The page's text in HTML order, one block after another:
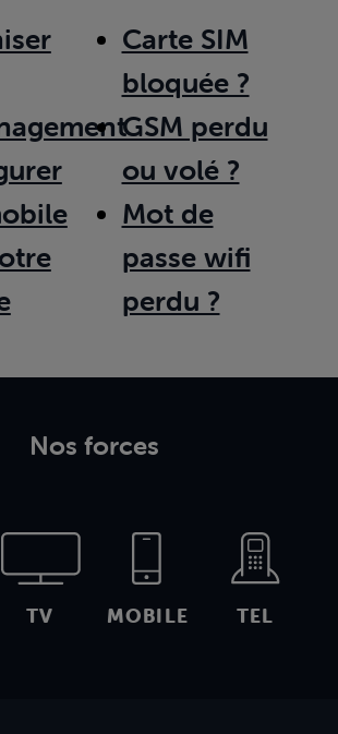
Carte SIM
bloquée ?
GSM perdu
ou volé ?
Mot de
passe wifi
perdu ?
Nos forces
TV MOBILE TEL